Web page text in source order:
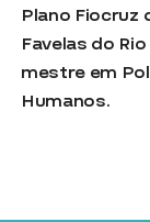
Plano Fiocruz
Favelas do
mestre em
Humanos.